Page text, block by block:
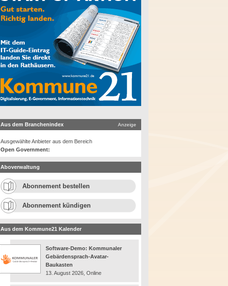
Aus dem Branchenindex Anzeige
Ausgewählte Anbieter aus dem Bereich
Open Government:
Aboverwaltung
Abonnement bestellen
Abonnement kündigen
Aus dem Kommune21 Kalender
Software-Demo: Kommunaler
Gebärdensprach-Avatar-
Baukasten
13. August 2026, Online